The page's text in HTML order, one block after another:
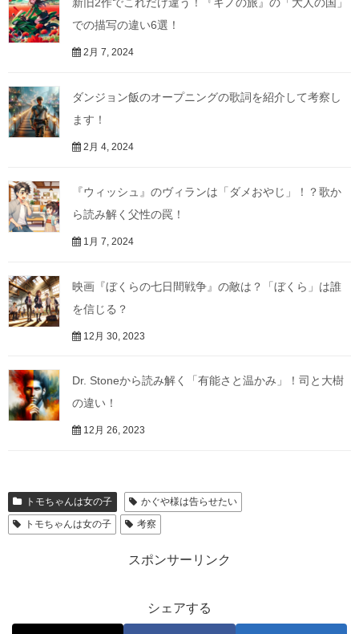
新旧2作でこれだけ違う！『キノの旅』の「大人の国」
での描写の違い6選！
2月 7, 2024
ダンジョン飯のオープニングの歌詞を紹介して考察し
ます！
2月 4, 2024
『ウィッシュ』のヴィランは「ダメおやじ」！？歌か
ら読み解く父性の罠！
1月 7, 2024
映画『ぼくらの七日間戦争』の敵は？「ぼくら」は誰
を信じる？
12月 30, 2023
Dr. Stoneから読み解く「有能さと温かみ」！司と大樹
の違い！
12月 26, 2023
トモちゃんは女の子
かぐや様は告らせたい
トモちゃんは女の子
考察
スポンサーリンク
シェアする